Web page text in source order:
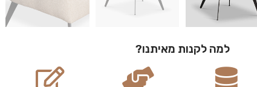
למה לקנות מאיתנו?